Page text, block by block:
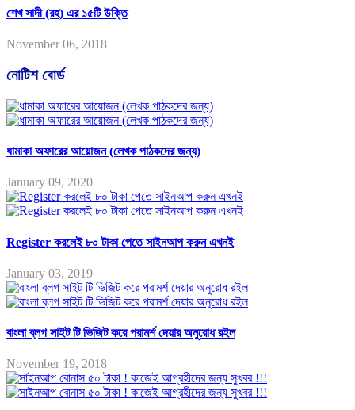
শেখ সাদী (রহ) এর ১৫টি উক্তি
November 06, 2018
নোটিশ বোর্ড
ধামাকা অফারের আয়োজন (লেখক পাঠকদের জন্য)
January 09, 2020
Register করলেই ৮০ টাকা পেতে সাইনআপ করুন এখনই
January 03, 2019
বাংলা ব্লগ সাইট টি ভিজিট করে পরামর্শ দেয়ার অনুরোধ রইল
November 19, 2018